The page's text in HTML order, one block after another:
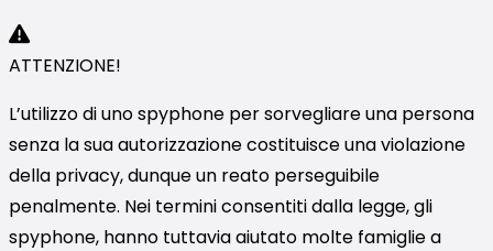
ATTENZIONE!
L’utilizzo di uno spyphone per sorvegliare una persona
senza la sua autorizzazione costituisce una violazione
della privacy, dunque un reato perseguibile
penalmente. Nei termini consentiti dalla legge, gli
spyphone, hanno tuttavia aiutato molte famiglie a